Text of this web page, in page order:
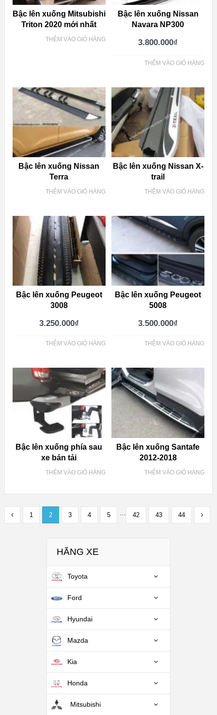
Bậc lên xuống Mitsubishi
Triton 2020 mới nhất
THÊM VÀO GIỎ HÀNG
Bậc lên xuống Nissan
Navara NP300
3.800.000₫
THÊM VÀO GIỎ HÀNG
Bậc lên xuống Nissan
Terra
THÊM VÀO GIỎ HÀNG
Bậc lên xuống Nissan X-
trail
THÊM VÀO GIỎ HÀNG
Bậc lên xuống Peugeot
3008
3.250.000₫
THÊM VÀO GIỎ HÀNG
Bậc lên xuống Peugeot
5008
3.500.000₫
THÊM VÀO GIỎ HÀNG
Bậc lên xuống phía sau
xe bán tải
THÊM VÀO GIỎ HÀNG
Bậc lên xuống Santafe
2012-2018
THÊM VÀO GIỎ HÀNG
1 2 3 4 5 42 43 44
HÃNG XE
Toyota
Ford
Hyundai
Mazda
Kia
Honda
Mitsubishi